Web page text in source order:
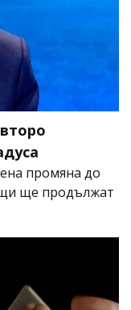
промяна до
ще продължат